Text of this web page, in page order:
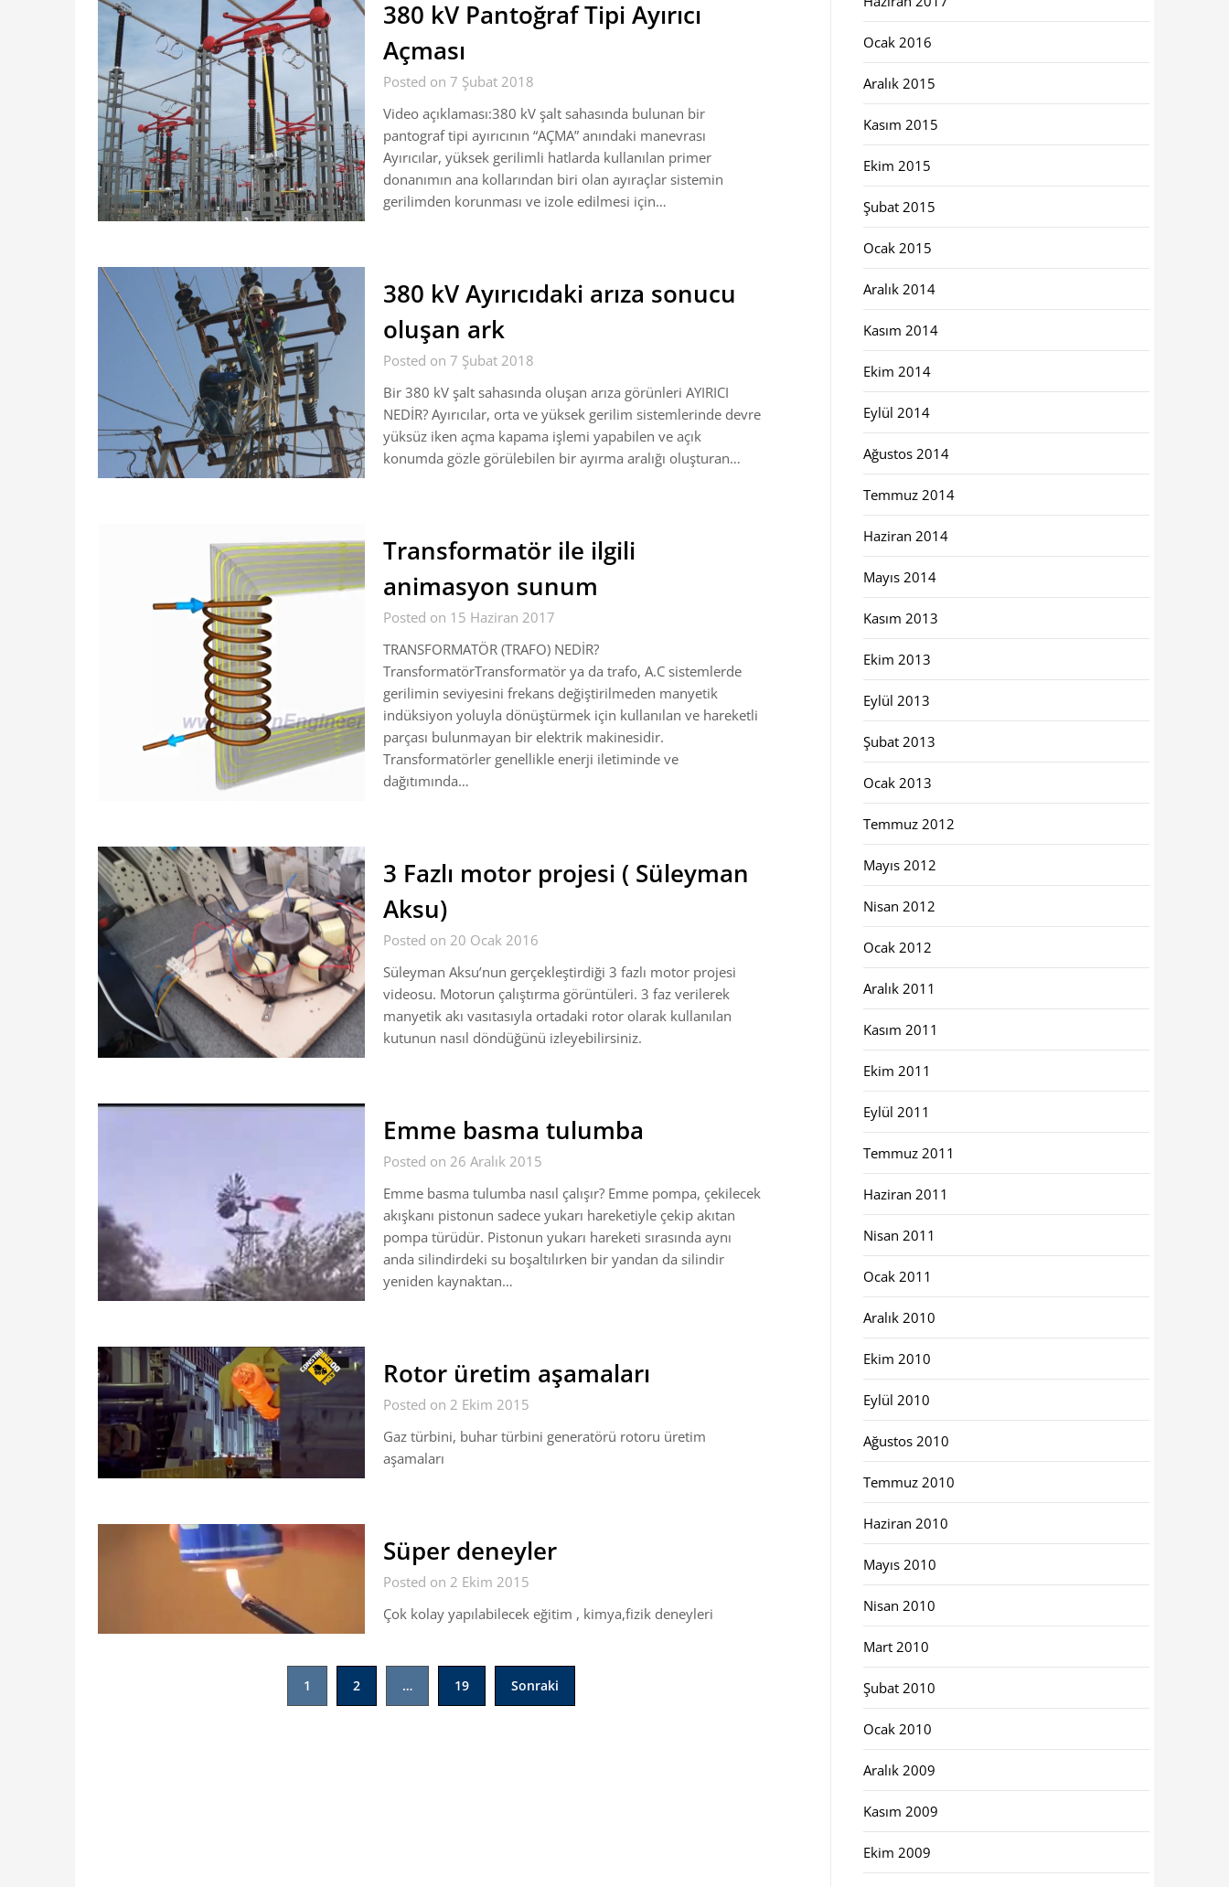
380 kV Pantoğraf Tipi Ayırıcı
Açması
Posted on 7 Şubat 2018
Video açıklaması:380 kV şalt sahasında bulunan bir
pantograf tipi ayırıcının “AÇMA” anındaki manevrası
Ayırıcılar, yüksek gerilimli hatlarda kullanılan primer
donanımın ana kollarından biri olan ayıraçlar sistemin
gerilimden korunması ve izole edilmesi için…
380 kV Ayırıcıdaki arıza sonucu
oluşan ark
Posted on 7 Şubat 2018
Bir 380 kV şalt sahasında oluşan arıza görünleri AYIRICI
NEDİR? Ayırıcılar, orta ve yüksek gerilim sistemlerinde devre
yüksüz iken açma kapama işlemi yapabilen ve açık
konumda gözle görülebilen bir ayırma aralığı oluşturan…
Transformatör ile ilgili
animasyon sunum
Posted on 15 Haziran 2017
TRANSFORMATÖR (TRAFO) NEDİR?
TransformatörTransformatör ya da trafo, A.C sistemlerde
gerilimin seviyesini frekans değiştirilmeden manyetik
indüksiyon yoluyla dönüştürmek için kullanılan ve hareketli
parçası bulunmayan bir elektrik makinesidir.
Transformatörler genellikle enerji iletiminde ve
dağıtımında…
3 Fazlı motor projesi ( Süleyman
Aksu)
Posted on 20 Ocak 2016
Süleyman Aksu’nun gerçekleştirdiği 3 fazlı motor projesi
videosu. Motorun çalıştırma görüntüleri. 3 faz verilerek
manyetik akı vasıtasıyla ortadaki rotor olarak kullanılan
kutunun nasıl döndüğünü izleyebilirsiniz.
Emme basma tulumba
Posted on 26 Aralık 2015
Emme basma tulumba nasıl çalışır? Emme pompa, çekilecek
akışkanı pistonun sadece yukarı hareketiyle çekip akıtan
pompa türüdür. Pistonun yukarı hareketi sırasında aynı
anda silindirdeki su boşaltılırken bir yandan da silindir
yeniden kaynaktan…
Rotor üretim aşamaları
Posted on 2 Ekim 2015
Gaz türbini, buhar türbini generatörü rotoru üretim
aşamaları
Süper deneyler
Posted on 2 Ekim 2015
Çok kolay yapılabilecek eğitim , kimya,fizik deneyleri
1 2 … 19 Sonraki
Ocak 2016
Aralık 2015
Kasım 2015
Ekim 2015
Şubat 2015
Ocak 2015
Aralık 2014
Kasım 2014
Ekim 2014
Eylül 2014
Ağustos 2014
Temmuz 2014
Haziran 2014
Mayıs 2014
Kasım 2013
Ekim 2013
Eylül 2013
Şubat 2013
Ocak 2013
Temmuz 2012
Mayıs 2012
Nisan 2012
Ocak 2012
Aralık 2011
Kasım 2011
Ekim 2011
Eylül 2011
Temmuz 2011
Haziran 2011
Nisan 2011
Ocak 2011
Aralık 2010
Ekim 2010
Eylül 2010
Ağustos 2010
Temmuz 2010
Haziran 2010
Mayıs 2010
Nisan 2010
Mart 2010
Şubat 2010
Ocak 2010
Aralık 2009
Kasım 2009
Ekim 2009